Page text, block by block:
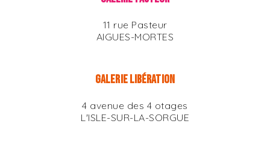
11 rue Pasteur
AIGUES-MORTES
GALERIE LIBÉRATION
4 avenue des 4 otages
L'ISLE-SUR-LA-SORGUE